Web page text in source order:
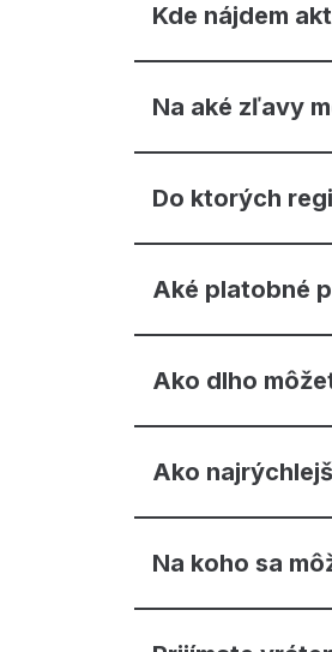
Kde nájdem
Na aké zľavy
Do ktorých
Aké platobné
Ako dlho
Ako
Na koho sa